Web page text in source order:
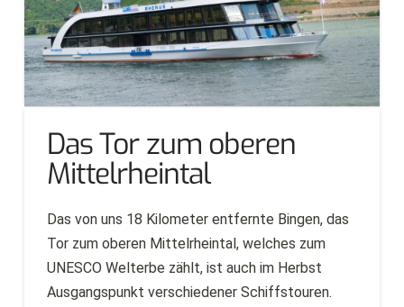
Das Tor zum oberen
Mittelrheintal
Das von uns 18 Kilometer entfernte Bingen, das
Tor zum oberen Mittelrheintal, welches zum
UNESCO Welterbe zählt, ist auch im Herbst
Ausgangspunkt verschiedener Schiffstouren.